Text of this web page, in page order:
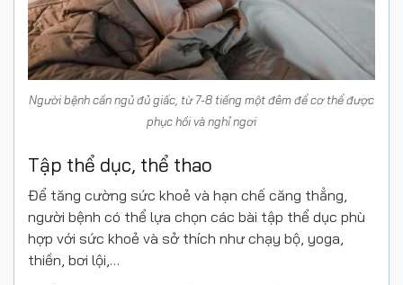
Người bệnh cần ngủ đủ giấc, từ 7-8 tiếng một đêm để cơ thể được
phục hồi và nghỉ ngơi
Tập thể dục, thể thao
Để tăng cường sức khoẻ và hạn chế căng thẳng,
người bệnh có thể lựa chọn các bài tập thể dục phù
hợp với sức khoẻ và sở thích như chạy bộ, yoga,
thiền, bơi lội,…